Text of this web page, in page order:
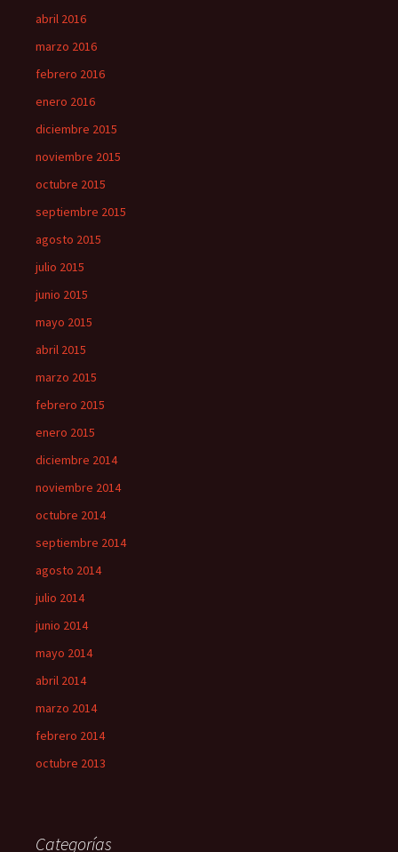
abril 2016
marzo 2016
febrero 2016
enero 2016
diciembre 2015
noviembre 2015
octubre 2015
septiembre 2015
agosto 2015
julio 2015
junio 2015
mayo 2015
abril 2015
marzo 2015
febrero 2015
enero 2015
diciembre 2014
noviembre 2014
octubre 2014
septiembre 2014
agosto 2014
julio 2014
junio 2014
mayo 2014
abril 2014
marzo 2014
febrero 2014
octubre 2013
Categorías